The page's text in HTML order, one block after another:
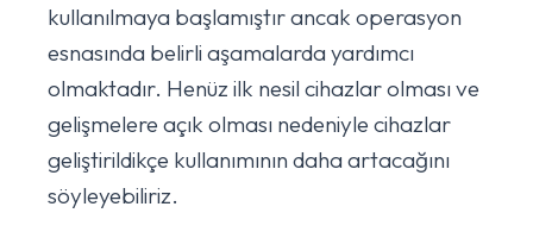
kullanılmaya başlamıştır ancak operasyon
esnasında belirli aşamalarda yardımcı
olmaktadır. Henüz ilk nesil cihazlar olması ve
gelişmelere açık olması nedeniyle cihazlar
geliştirildikçe kullanımının daha artacağını
söyleyebiliriz.